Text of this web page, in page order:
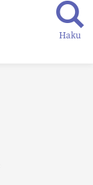
Haku